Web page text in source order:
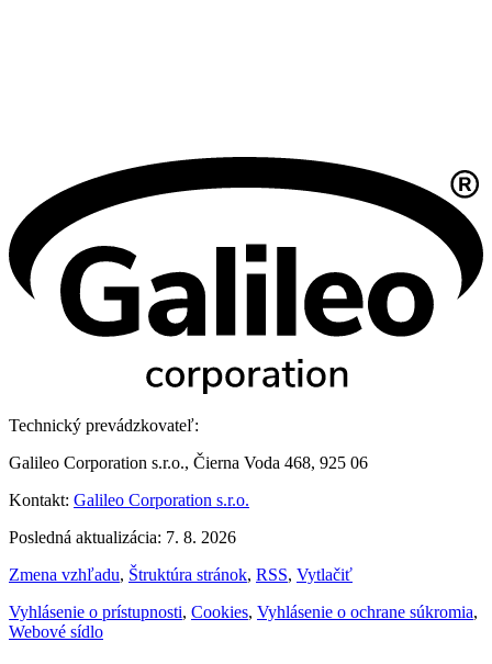
Technický prevádzkovateľ:
Galileo Corporation s.r.o., Čierna Voda 468, 925 06
Kontakt: Galileo Corporation s.r.o.
Posledná aktualizácia: 7. 8. 2026
Zmena vzhľadu, Štruktúra stránok, RSS, Vytlačiť
Vyhlásenie o prístupnosti, Cookies, Vyhlásenie o ochrane súkromia,
Webové sídlo